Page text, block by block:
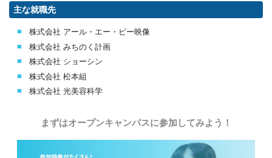
主な就職先
株式会社 アール・エー・ビー映像
株式会社 みちのく計画
株式会社 ショーシン
株式会社 松本組
株式会社 光美容科学
まずはオープンキャンパスに参加してみよう！